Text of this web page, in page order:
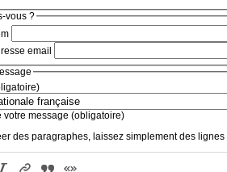
vous ?
email
votre message (obligatoire)
des paragraphes, laissez simplement des lignes